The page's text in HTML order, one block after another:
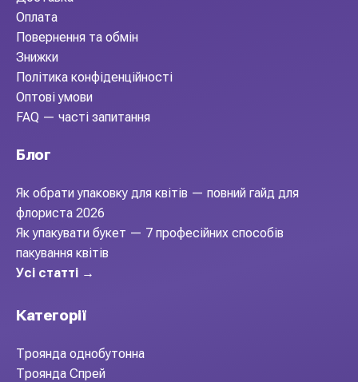
Оплата
Повернення та обмін
Знижки
Політика конфіденційності
Оптові умови
FAQ — часті запитання
Блог
Як обрати упаковку для квітів — повний гайд для
флориста 2026
Як упакувати букет — 7 професійних способів
пакування квітів
Усі статті →
Категорії
Троянда однобутонна
Троянда Спрей